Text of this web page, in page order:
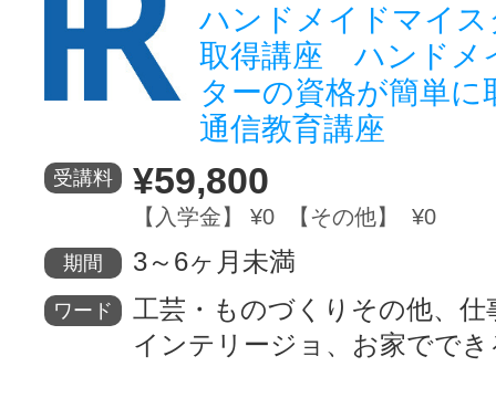
ハンドメイドマイス
取得講座 ハンドメ
ターの資格が簡単に
通信教育講座
受講料 ¥59,800
【入学金】 ¥0 【その他】 ¥0
期間 3～6ヶ月未満
ワード
工芸・ものづくりその他、仕
インテリージョ、お家ででき